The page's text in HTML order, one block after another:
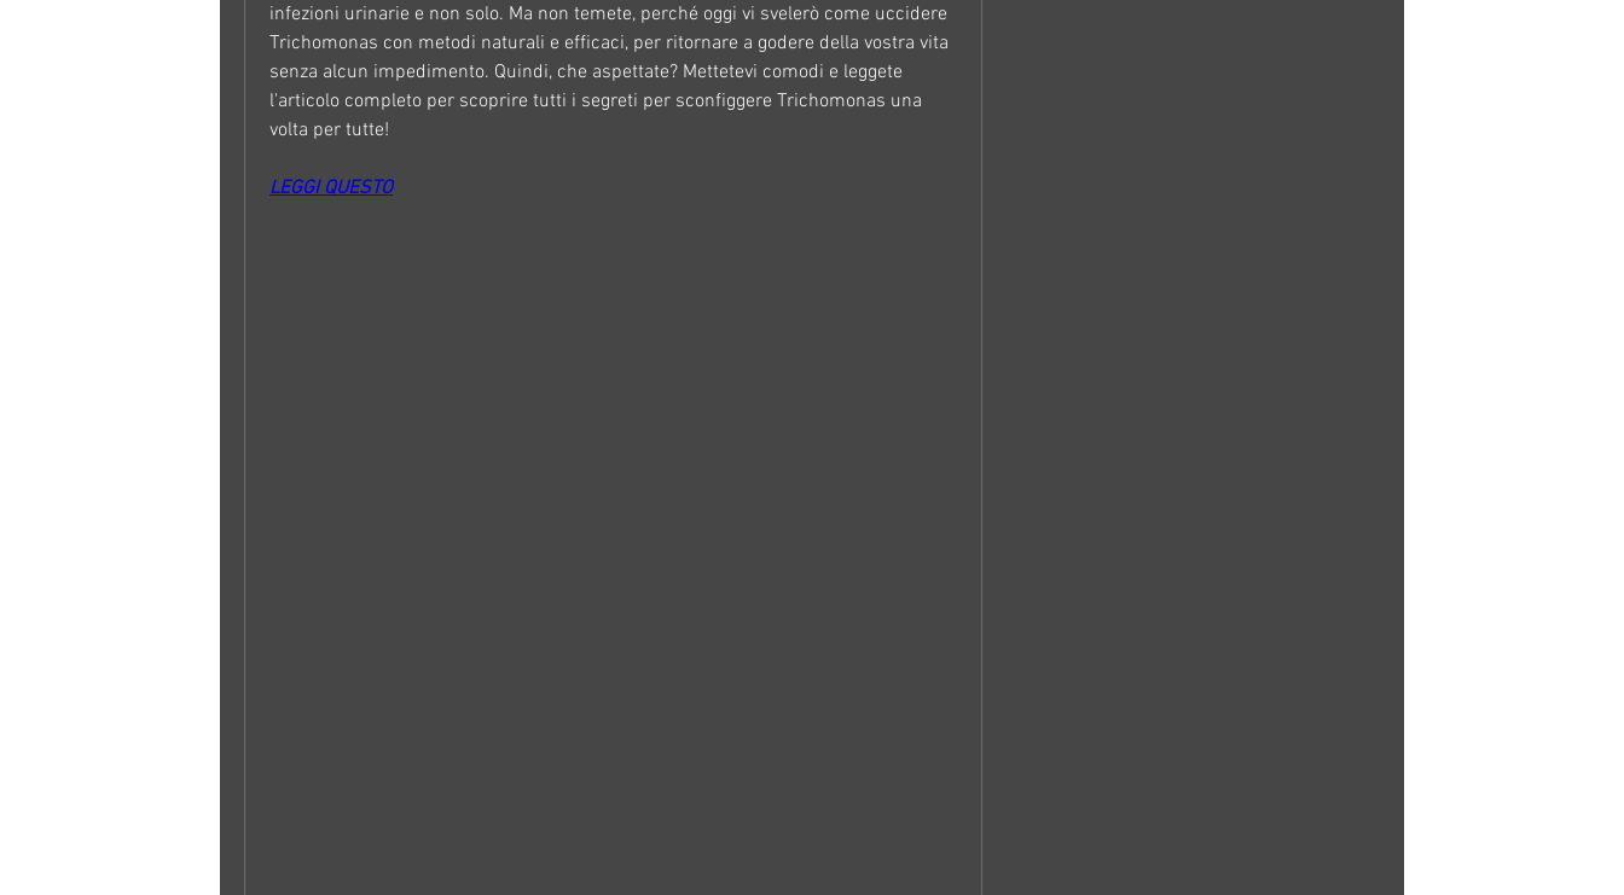
infezioni urinarie e non solo. Ma non temete, perché oggi vi svelerò come uccidere
Trichomonas con metodi naturali e efficaci, per ritornare a godere della vostra vita
senza alcun impedimento. Quindi, che aspettate? Mettetevi comodi e leggete
l'articolo completo per scoprire tutti i segreti per sconfiggere Trichomonas una
volta per tutte!
LEGGI QUESTO